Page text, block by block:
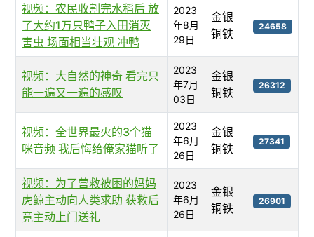
视频：农民收割完水稻后 放
了大约1万只鸭子入田消灭
害虫 场面相当壮观 冲鸭
2023
年8月
29日
金银
铜铁
24658
视频：大自然的神奇 看完只
能一遍又一遍的感叹
2023
年7月
03日
金银
铜铁
26312
视频：全世界最火的3个猫
咪音频 我后悔给俺家猫听了
2023
年6月
26日
金银
铜铁
27341
视频：为了营救被困的妈妈
虎鲸主动向人类求助 获救后
竟主动上门送礼
2023
年6月
26日
金银
铜铁
26901